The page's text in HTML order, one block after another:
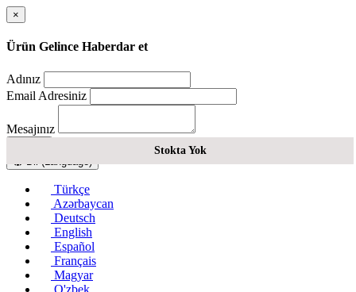
×
Ürün Gelince Haberdar et
Adınız
Email Adresiniz
Mesajınız
Türkçe
Azərbaycan
Deutsch
English
Español
Français
Magyar
O'zbek
Stokta Yok